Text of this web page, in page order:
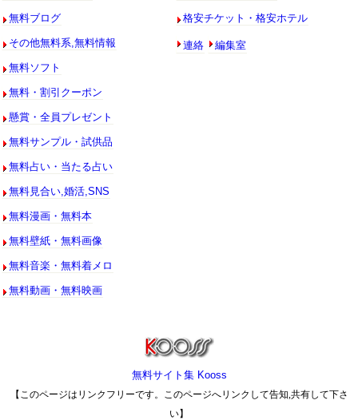
無料ブログ
その他無料系,無料情報
無料ソフト
無料・割引クーポン
懸賞・全員プレゼント
無料サンプル・試供品
無料占い・当たる占い
無料見合い,婚活,SNS
無料漫画・無料本
無料壁紙・無料画像
無料音楽・無料着メロ
無料動画・無料映画
格安チケット・格安ホテル
連絡 編集室
無料サイト集 Kooss
【このページはリンクフリーです。このページへリンクして告知,共有して下さ
い】